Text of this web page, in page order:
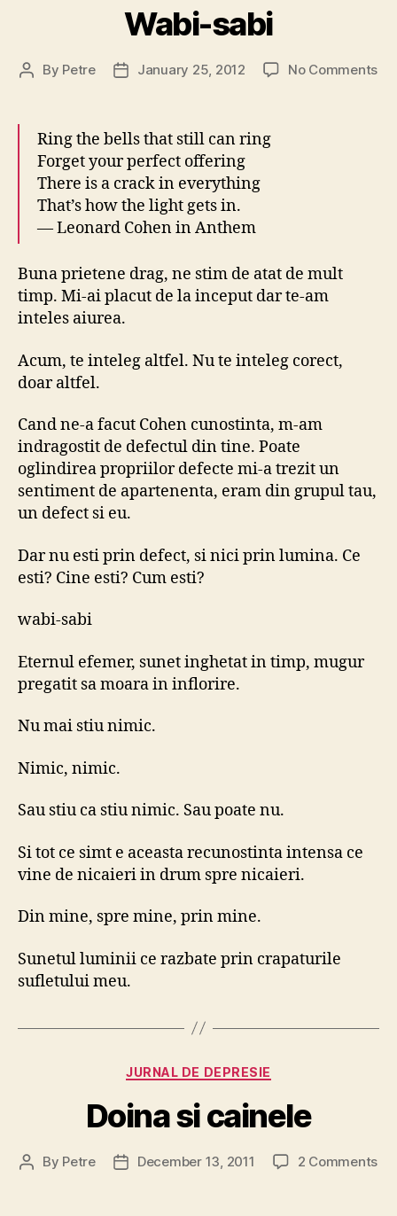
Wabi-sabi
Post
By Petre
PostJanuary 25, 2012 No Commentson
Ring the bells that still can ring
Forget your perfect offering
There is a crack in everything
That’s how the light gets in.
— Leonard Cohen in Anthem
Buna prietene drag, ne stim de atat de mult
timp. Mi-ai placut de la inceput dar te-am
inteles aiurea.
Acum, te inteleg altfel. Nu te inteleg corect,
doar altfel.
Cand ne-a facut Cohen cunostinta, m-am
indragostit de defectul din tine. Poate
oglindirea propriilor defecte mi-a trezit un
sentiment de apartenenta, eram din grupul tau,
un defect si eu.
Dar nu esti prin defect, si nici prin lumina. Ce
esti? Cine esti? Cum esti?
wabi-sabi
Eternul efemer, sunet inghetat in timp, mugur
pregatit sa moara in inflorire.
Nu mai stiu nimic.
Nimic, nimic.
Sau stiu ca stiu nimic. Sau poate nu.
Si tot ce simt e aceasta recunostinta intensa ce
vine de nicaieri in drum spre nicaieri.
Din mine, spre mine, prin mine.
Sunetul luminii ce razbate prin crapaturile
sufletului meu.
Categories
JURNAL DE DEPRESIE
Doina si cainele
Post
By Petre
PostDecember 13, 2011 2 Commentson